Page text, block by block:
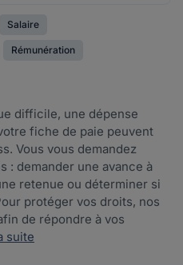
Salaire
Rémunération
difficile, une dépense
fiche de paie peuvent
Vous vous demandez
: demander une avance à
retenue ou déterminer si
protéger vos droits, nos
de répondre à vos
suite